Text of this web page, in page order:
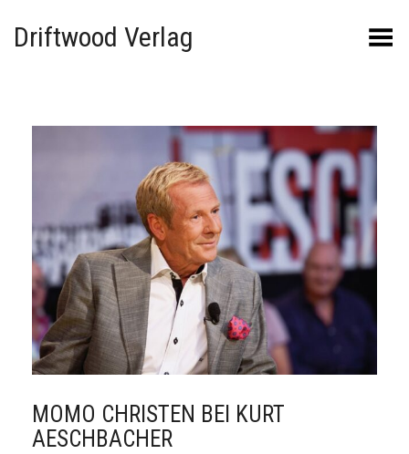
Driftwood Verlag Menü umschalten
MOMO CHRISTEN BEI KURT
AESCHBACHER